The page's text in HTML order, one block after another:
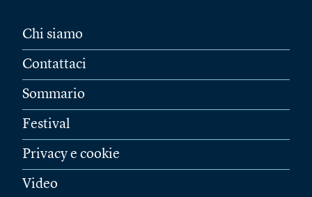
Chi siamo
Contattaci
Sommario
Festival
Privacy e cookie
Video